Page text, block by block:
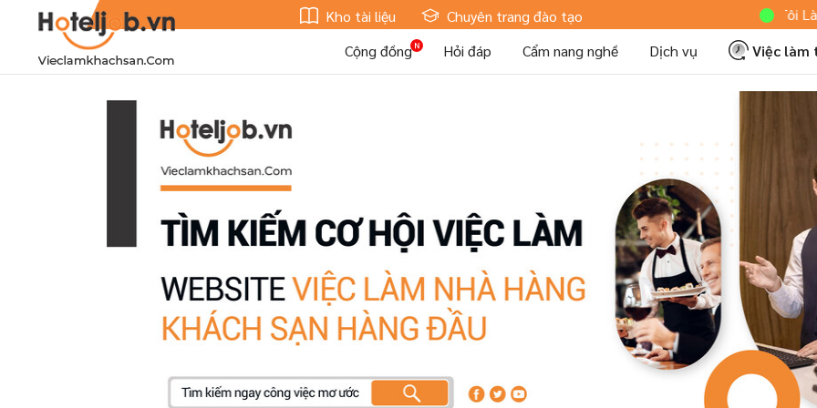
Kho tài liệu Chuyên trang đào tạo Hoteljob MV: "Tôi Là Nhân
Cộng đồng
Hỏi đáp Cẩm nang nghề Dịch vụ
Việc làm